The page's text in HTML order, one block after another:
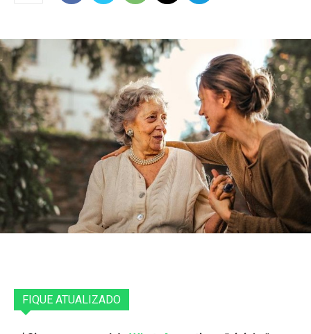
FIQUE ATUALIZADO